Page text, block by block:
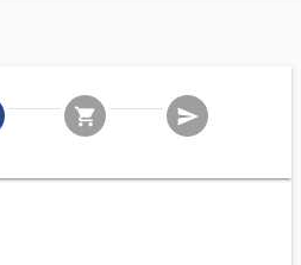
shopping_cart send